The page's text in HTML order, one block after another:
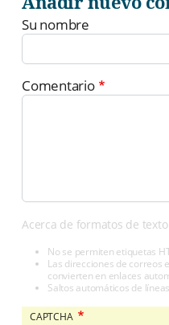
Su nombre
Comentario
Acerca de formatos de texto
No se permiten etiquetas
Las direcciones de correos
convierten en enlaces
Saltos automáticos de
CAPTCHA